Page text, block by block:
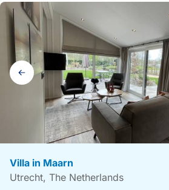
Gallery
navigation
Villa in Maarn
Utrecht, The Netherlands